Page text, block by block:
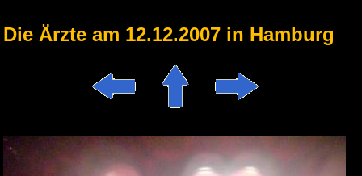
Die Ärzte am 12.12.2007 in Hamburg